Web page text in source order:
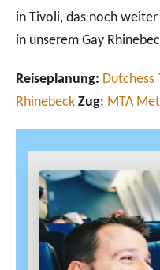
in Tivoli, das noch
in unserem Gay
Reiseplanung: Dutchess
Rhinebeck Zug: MTA